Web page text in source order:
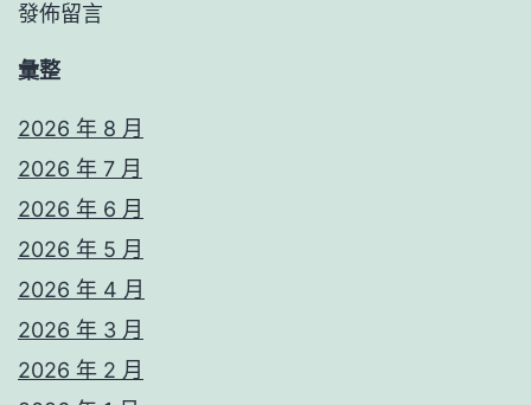
發佈留言
彙整
2026 年 8 月
2026 年 7 月
2026 年 6 月
2026 年 5 月
2026 年 4 月
2026 年 3 月
2026 年 2 月